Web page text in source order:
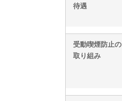
待遇
受動喫煙防止の
取り組み